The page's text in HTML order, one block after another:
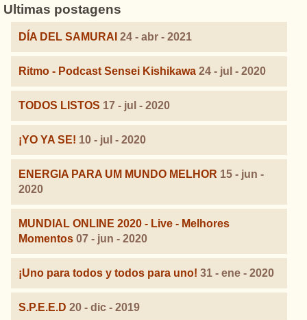
Ultimas postagens
DÍA DEL SAMURAI 24 - abr - 2021
Ritmo - Podcast Sensei Kishikawa 24 - jul - 2020
TODOS LISTOS 17 - jul - 2020
¡YO YA SE! 10 - jul - 2020
ENERGIA PARA UM MUNDO MELHOR 15 - jun -
2020
MUNDIAL ONLINE 2020 - Live - Melhores
Momentos 07 - jun - 2020
¡Uno para todos y todos para uno! 31 - ene - 2020
S.P.E.E.D 20 - dic - 2019